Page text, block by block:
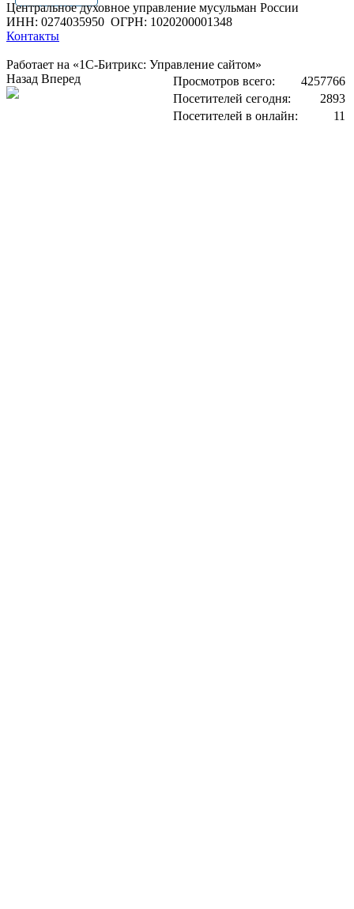
Центральное духовное управление мусульман России
ИНН: 0274035950 ОГРН: 1020200001348
Контакты
Работает на «1С-Битрикс: Управление сайтом»
Просмотров всего:
4257766
Посетителей сегодня:
2893
Посетителей в онлайн:
11
Назад Вперед